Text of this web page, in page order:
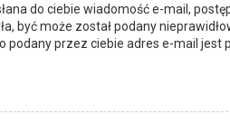
do ciebie wiadomość e-mail,
być może został podany
przez ciebie adres e-mail jest